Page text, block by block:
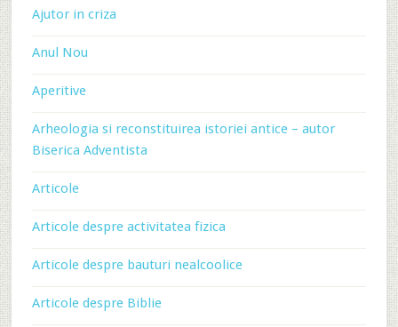
Ajutor in criza
Anul Nou
Aperitive
Arheologia si reconstituirea istoriei antice – autor
Biserica Adventista
Articole
Articole despre activitatea fizica
Articole despre bauturi nealcoolice
Articole despre Biblie